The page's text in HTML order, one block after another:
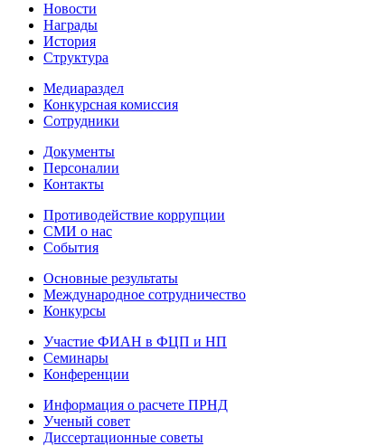
Новости
Награды
История
Структура
Медиараздел
Конкурсная комиссия
Сотрудники
Документы
Персоналии
Контакты
Противодействие коррупции
СМИ о нас
События
Основные результаты
Международное сотрудничество
Конкурсы
Участие ФИАН в ФЦП и НП
Семинары
Конференции
Информация о расчете ПРНД
Ученый совет
Диссертационные советы